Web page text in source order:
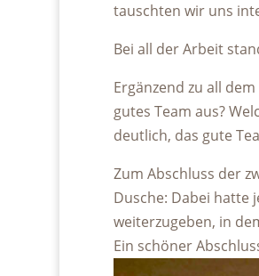
tauschten wir uns
Bei all der Arbeit
Ergänzend zu all
gutes Team aus?
deutlich, das gute
Zum Abschluss der
Dusche: Dabei hatte
weiterzugeben, in
Ein schöner